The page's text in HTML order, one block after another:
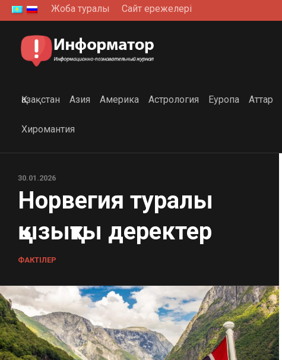
Skip
to
content
Жоба туралы Сайт ережелері
Қазақстан Азия Америка Астрология Еуропа Аттар
Хиромантия
30.01.2026
Норвегия туралы
қызықты деректер
ФАКТІЛЕР